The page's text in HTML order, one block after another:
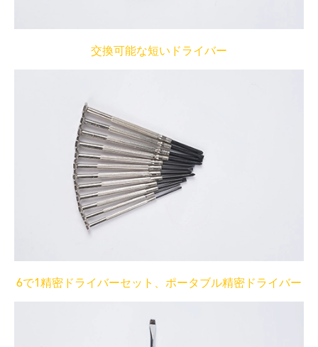
交換可能な短いドライバー
6で1精密ドライバーセット、ポータブル精密ドライバー